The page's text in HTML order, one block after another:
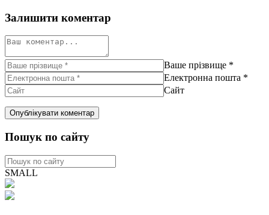
Залишити коментар
Ваше прізвище *
Електронна пошта *
Сайт
Пошук по сайту
SMALL